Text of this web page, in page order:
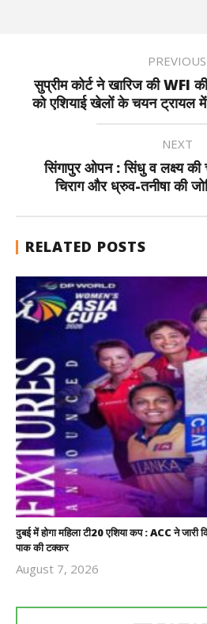
PREVIOUS
सुप्रीम कोर्ट ने खारिज की WFI
को एशियाई खेलों के चयन ट्रायल
NEXT
सिंगापुर ओपन : सिंधु व लक्ष्य की
चिराग और ध्रुव-तनीषा की
RELATED POSTS
दुबई में होगा महिला टी20 एशिया कप : ACC ने जारी
पाक की टक्कर
August 7, 2026